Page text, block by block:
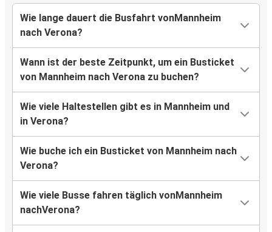
Wie lange dauert die Busfahrt vonMannheim
nach Verona?
Wann ist der beste Zeitpunkt, um ein Busticket
von Mannheim nach Verona zu buchen?
Wie viele Haltestellen gibt es in Mannheim und
in Verona?
Wie buche ich ein Busticket von Mannheim nach
Verona?
Wie viele Busse fahren täglich vonMannheim
nachVerona?